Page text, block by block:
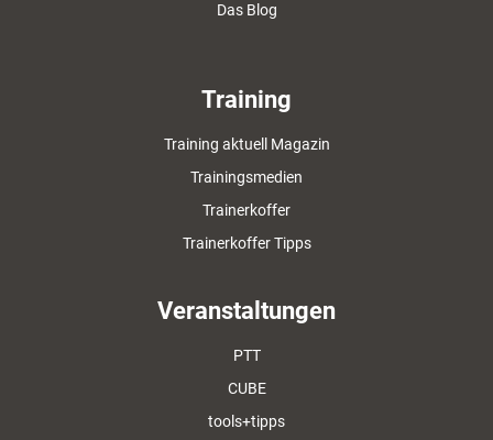
Das Blog
Training
Training aktuell Magazin
Trainingsmedien
Trainerkoffer
Trainerkoffer Tipps
Veranstaltungen
PTT
CUBE
tools+tipps